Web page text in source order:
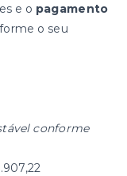
e o pagamento
o seu
conforme